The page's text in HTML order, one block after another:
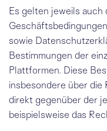
Es gelten jeweils auch
sowie
Bestimmungen der
Plattformen. Diese
insbesondere über
direkt gegenüber der
beispielsweise das